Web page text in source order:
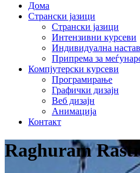
Дома
Странски јазици
Странски јазици
Интензивни курсеви
Индивидуална
Припрема за
Компјутерски курсеви
Програмирање
Графички дизајн
Веб дизајн
Анимација
Контакт
Raghuram